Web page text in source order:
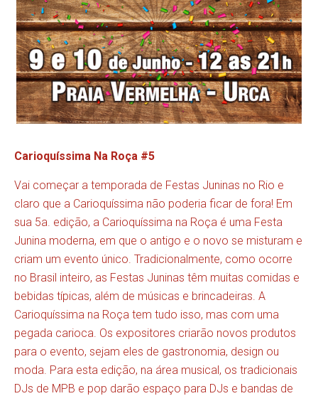
Carioquíssima Na Roça #5
Vai começar a temporada de Festas Juninas no Rio e
claro que a Carioquíssima não poderia ficar de fora! Em
sua 5a. edição, a Carioquíssima na Roça é uma Festa
Junina moderna, em que o antigo e o novo se misturam e
criam um evento único. Tradicionalmente, como ocorre
no Brasil inteiro, as Festas Juninas têm muitas comidas e
bebidas típicas, além de músicas e brincadeiras. A
Carioquíssima na Roça tem tudo isso, mas com uma
pegada carioca. Os expositores criarão novos produtos
para o evento, sejam eles de gastronomia, design ou
moda. Para esta edição, na área musical, os tradicionais
DJs de MPB e pop darão espaço para DJs e bandas de